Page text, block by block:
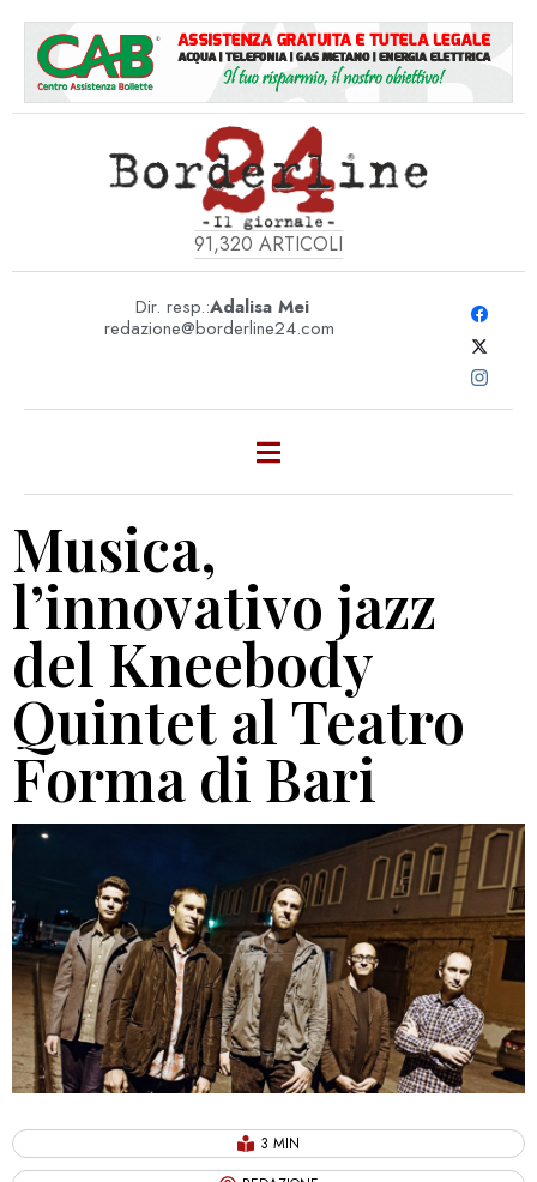
91,320 ARTICOLI
Dir. resp.:Adalisa Mei
redazione@borderline24.com
Musica,
l’innovativo jazz
del Kneebody
Quintet al Teatro
Forma di Bari
3 MIN